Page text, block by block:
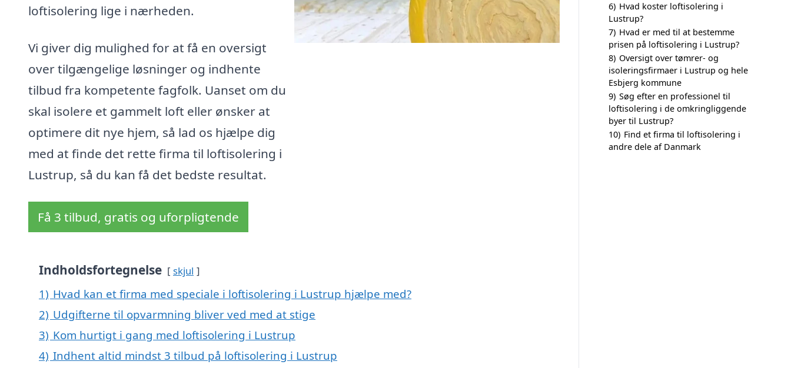
loftisolering lige i nærheden.
Vi giver dig mulighed for at få en oversigt
over tilgængelige løsninger og indhente
tilbud fra kompetente fagfolk. Uanset om du
skal isolere et gammelt loft eller ønsker at
optimere dit nye hjem, så lad os hjælpe dig
med at finde det rette firma til loftisolering i
Lustrup, så du kan få det bedste resultat.
Få 3 tilbud, gratis og uforpligtende
Indholdsfortegnelse skjul
1) Hvad kan et firma med speciale i loftisolering i Lustrup hjælpe med?
2) Udgifterne til opvarmning bliver ved med at stige
3) Kom hurtigt i gang med loftisolering i Lustrup
4) Indhent altid mindst 3 tilbud på loftisolering i Lustrup
6) Hvad koster loftisolering i
Lustrup?
7) Hvad er med til at bestemme
prisen på loftisolering i Lustrup?
8) Oversigt over tømrer- og
isoleringsfirmaer i Lustrup og hele
Esbjerg kommune
9) Søg efter en professionel til
loftisolering i de omkringliggende
byer til Lustrup?
10) Find et firma til loftisolering i
andre dele af Danmark